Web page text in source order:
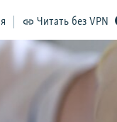
Читать без VPN